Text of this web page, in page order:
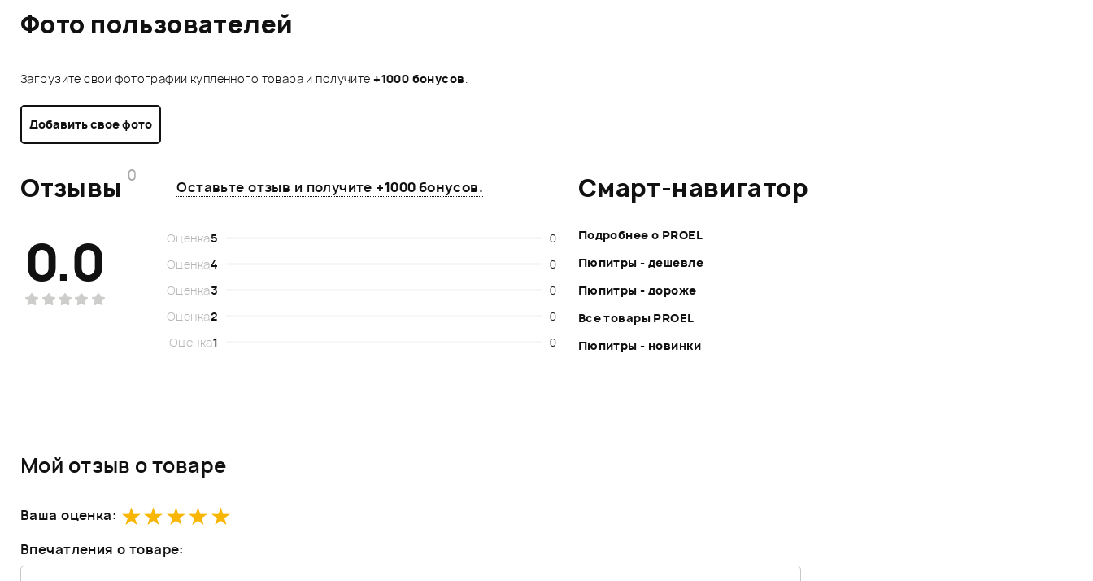
Фото пользователей
Загрузите свои фотографии купленного товара и получите+1000 бонусов.
Добавить свое фото
Отзывы 0
Оставьте отзыв и получите +1000 бонусов.
0.0 Оценка5
0
Оценка4
0
Оценка3
0
Оценка2
0
Оценка1 0
Смарт-навигатор
Подробнее о PROEL
Пюпитры - дешевле
Пюпитры - дороже
Все товары PROEL
Пюпитры - новинки
Мой отзыв о товаре
Ваша оценка:
Впечатления о товаре: